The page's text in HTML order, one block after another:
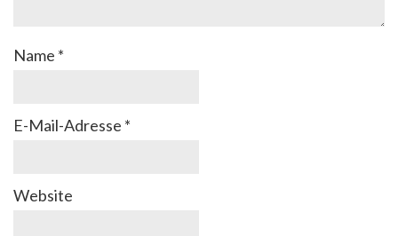
Name *
E-Mail-Adresse *
Website